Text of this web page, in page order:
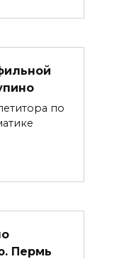
по
Пермь